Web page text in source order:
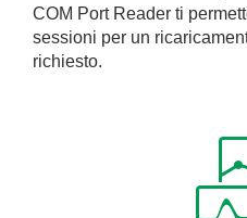
COM Port Reader ti
sessioni per un
richiesto.